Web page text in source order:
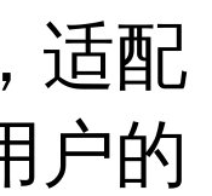
适配
户的